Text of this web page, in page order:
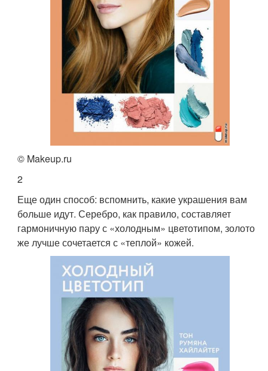
© Makeup.ru
2
Еще один способ: вспомнить, какие украшения вам
больше идут. Серебро, как правило, составляет
гармоничную пару с «холодным» цветотипом, золото
же лучше сочетается с «теплой» кожей.